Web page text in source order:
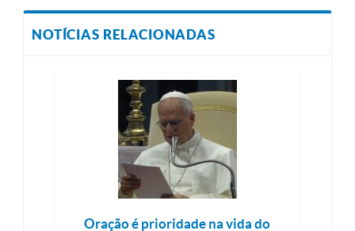
NOTÍCIAS RELACIONADAS
Oração é prioridade na vida do